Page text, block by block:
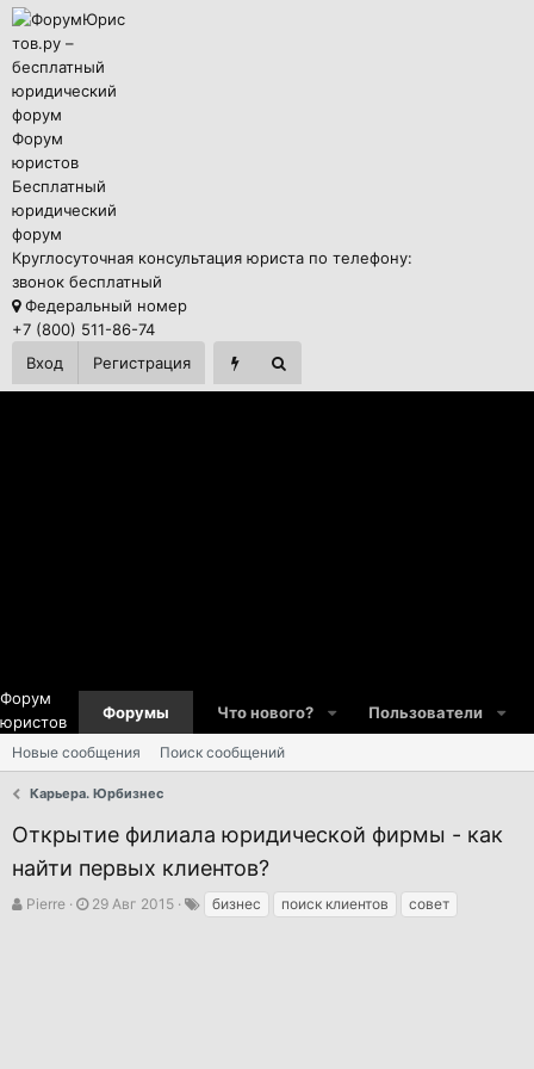
Форум
юристов
Бесплатный
юридический
форум
Круглосуточная консультация юриста по телефону:
звонок бесплатный
Федеральный номер
+7 (800) 511-86-74
Вход
Регистрация
Форум
юристов
Форумы Что нового? Пользователи
Новые сообщения Поиск сообщений
Карьера. Юрбизнес
Открытие филиала юридической фирмы - как
найти первых клиентов?
А
Pierre
Д
29 Авг 2015 бизнес поиск клиентов совет